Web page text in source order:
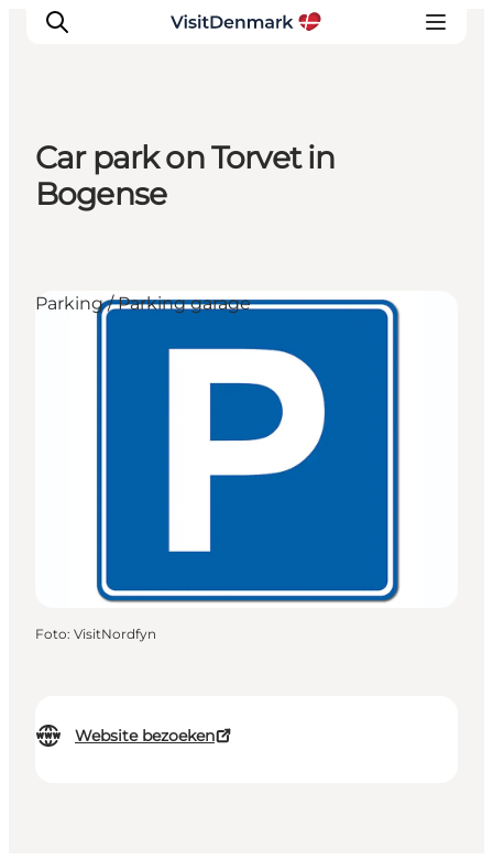
Inspiratie
Bestemmingen
Plan je reis
Car park on Torvet in
Bogense
Website bezoeken
Parking / Parking garage
Foto: VisitNordfyn